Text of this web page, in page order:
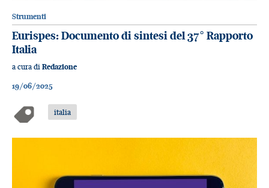
Strumenti
Eurispes: Documento di sintesi del 37° Rapporto
Italia
a cura di Redazione
19/06/2025
italia